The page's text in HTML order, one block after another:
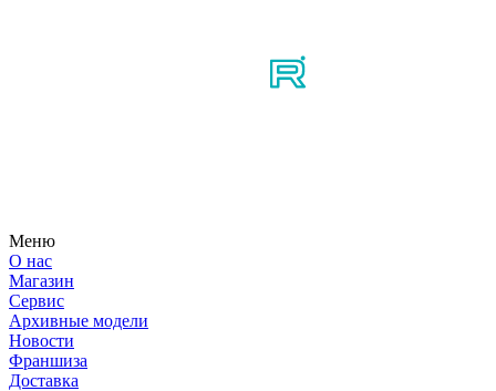
Меню
О нас
Магазин
Сервис
Архивные модели
Новости
Франшиза
Доставка